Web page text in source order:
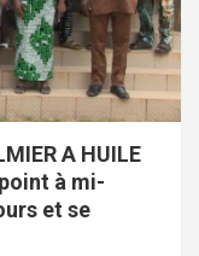
A HUILE
à mi-
et se